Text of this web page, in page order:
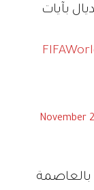
بآيات
November
ولد غانم المفتاح، في الـ5 من مايو 2002 بالعاصمة